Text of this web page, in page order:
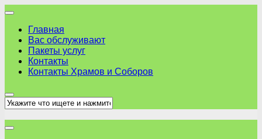
Skip
contentГлавная
Вас обслуживают
Пакеты услуг
Контакты
Контакты Храмов и Соборов